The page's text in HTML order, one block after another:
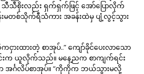
သီသီစိုးလည်း ရှက်ရှက်ဖြင့် အော်ပြောလိုက်
မတစ်သိုက်ရီသံကား အခန်းထဲမှ ပျံ့လွင့်သွား
ငှားထားတဲ့ စာအုပ်..” ကျော်ခိုင်ပေးလာသော
းက ယူလိုက်သည်။ မနေ့ညက စာကျက်ရင်း
အင်္ဂလိပ်စာအုပ်။ “ကိုကိုက ဘယ်သွားမလို့